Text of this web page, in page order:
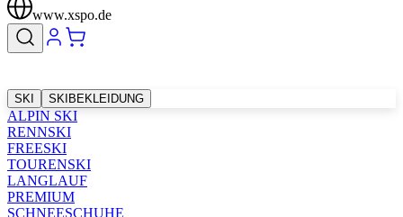
www.xspo.de
SKI SKIBEKLEIDUNG
ALPIN SKI
RENNSKI
FREESKI
TOURENSKI
LANGLAUF
PREMIUM
SCHNEESCHUHE